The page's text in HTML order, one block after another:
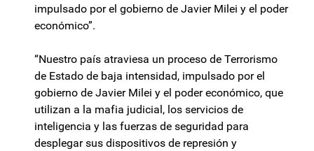
impulsado por el gobierno de Javier Milei y el poder
económico”.
“Nuestro país atraviesa un proceso de Terrorismo
de Estado de baja intensidad, impulsado por el
gobierno de Javier Milei y el poder económico, que
utilizan a la mafia judicial, los servicios de
inteligencia y las fuerzas de seguridad para
desplegar sus dispositivos de represión y